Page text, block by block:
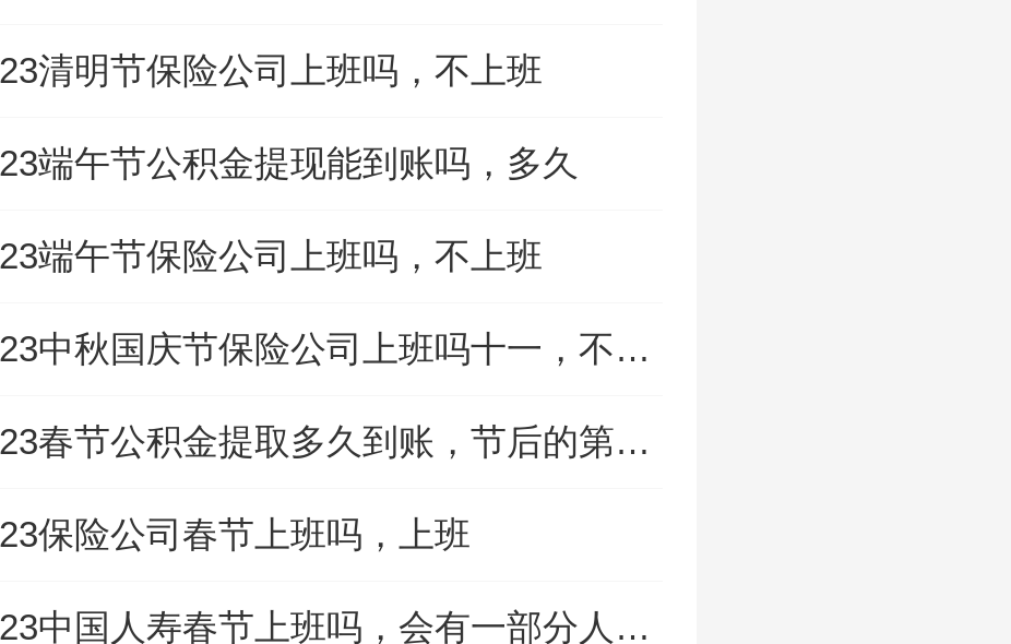
清明节保险公司上班吗，不上班
端午节公积金提现能到账吗，多久
端午节保险公司上班吗，不上班
2023中秋国庆节保险公司上班吗十一，不上班
2023春节公积金提取多久到账，节后的第一个工作日
保险公司春节上班吗，上班
2023中国人寿春节上班吗，会有一部分人值班